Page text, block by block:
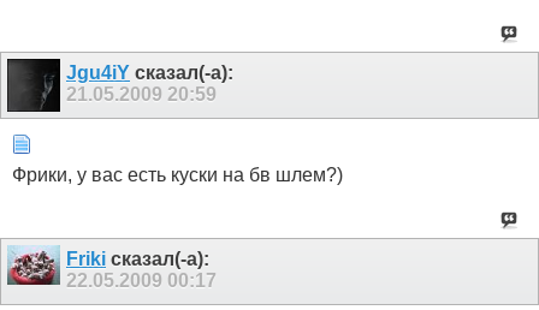
Jgu4iY сказал(-а):
21.05.2009 20:59
Фрики, у вас есть куски на бв шлем?)
Friki сказал(-а):
22.05.2009 00:17